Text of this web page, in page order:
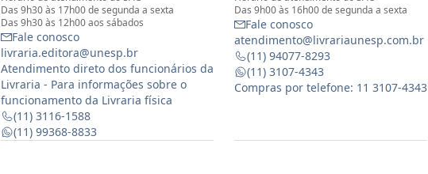
Das 9h30 às 17h00 de segunda a sexta
Das 9h30 às 12h00 aos sábados
Fale conosco
livraria.editora@unesp.br
Atendimento direto dos funcionários da
Livraria - Para informações sobre o
funcionamento da Livraria física
(11) 3116-1588
(11) 99368-8833
Das 9h00 às 16h00 de segunda a sexta
Fale conosco
atendimento@livrariaunesp.com.br
(11) 94077-8293
(11) 3107-4343
Compras por telefone: 11 3107-4343